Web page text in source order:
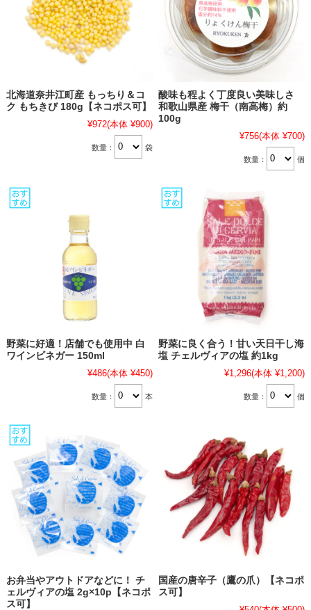
北海道奈井江町産 もっちり＆コ
ク もちきび 180g【ネコポス可】
¥972(本体 ¥900)
数量： 袋
酸味も程よく丁度良い美味しさ
和歌山県産 梅干（南高梅）約
100g
¥756(本体 ¥700)
数量： 個
野菜に好適！店舗でも使用中 白
ワインビネガー 150ml
¥486(本体 ¥450)
数量： 本
野菜に良く合う！甘い天日干し海
塩 チェルヴィアの塩 約1kg
¥1,296(本体 ¥1,200)
数量： 個
お弁当やアウトドアなどに！ チ
ェルヴィアの塩 2g×10p【ネコポ
ス可】
国産の唐辛子（鷹の爪）【ネコポ
ス可】